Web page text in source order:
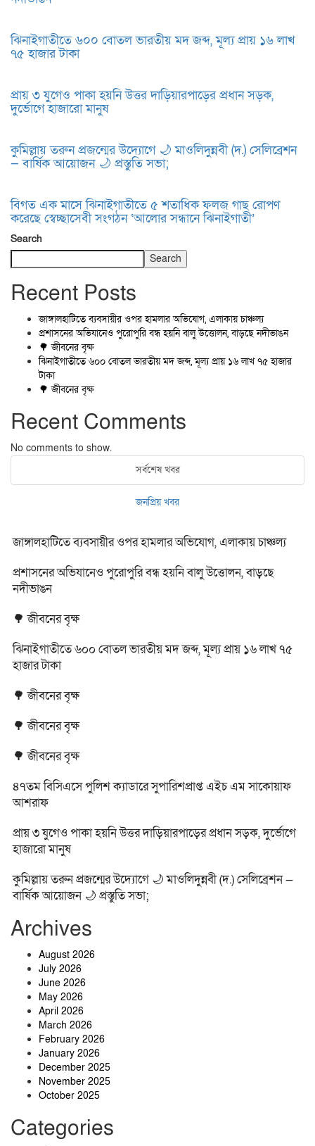
ঝিনাইগাতীতে ৬০০ বোতল ভারতীয় মদ জব্দ, মূল্য প্রায় ১৬ লাখ
৭৫ হাজার টাকা
প্রায় ৩ যুগেও পাকা হয়নি উত্তর দাড়িয়ারপাড়ের প্রধান সড়ক,
দুর্ভোগে হাজারো মানুষ
কুমিল্লায় তরুন প্রজন্মের উদ্যোগে 🌙 মাওলিদুন্নবী (দ.) সেলিব্রেশন
— বার্ষিক আয়োজন 🌙 প্রস্তুতি সভা;
বিগত এক মাসে ঝিনাইগাতীতে ৫ শতাধিক ফলজ গাছ রোপণ
করেছে স্বেচ্ছাসেবী সংগঠন ‘আলোর সন্ধানে ঝিনাইগাতী’
Search
Search
Recent Posts
জাঙ্গালহাটিতে ব্যবসায়ীর ওপর হামলার অভিযোগ, এলাকায় চাঞ্চল্য
প্রশাসনের অভিযানেও পুরোপুরি বন্ধ হয়নি বালু উত্তোলন, বাড়ছে নদীভাঙন
🌳 জীবনের বৃক্ষ
ঝিনাইগাতীতে ৬০০ বোতল ভারতীয় মদ জব্দ, মূল্য প্রায় ১৬ লাখ ৭৫ হাজার
টাকা
🌳 জীবনের বৃক্ষ
Recent Comments
No comments to show.
সর্বশেষ খবর
জনপ্রিয় খবর
জাঙ্গালহাটিতে ব্যবসায়ীর ওপর হামলার অভিযোগ, এলাকায় চাঞ্চল্য
প্রশাসনের অভিযানেও পুরোপুরি বন্ধ হয়নি বালু উত্তোলন, বাড়ছে
নদীভাঙন
🌳 জীবনের বৃক্ষ
ঝিনাইগাতীতে ৬০০ বোতল ভারতীয় মদ জব্দ, মূল্য প্রায় ১৬ লাখ ৭৫
হাজার টাকা
🌳 জীবনের বৃক্ষ
🌳 জীবনের বৃক্ষ
🌳 জীবনের বৃক্ষ
৪৭তম বিসিএসে পুলিশ ক্যাডারে সুপারিশপ্রাপ্ত এইচ এম সাকোয়াফ
আশরাফ
প্রায় ৩ যুগেও পাকা হয়নি উত্তর দাড়িয়ারপাড়ের প্রধান সড়ক, দুর্ভোগে
হাজারো মানুষ
কুমিল্লায় তরুন প্রজন্মের উদ্যোগে 🌙 মাওলিদুন্নবী (দ.) সেলিব্রেশন —
বার্ষিক আয়োজন 🌙 প্রস্তুতি সভা;
Archives
August 2026
July 2026
June 2026
May 2026
April 2026
March 2026
February 2026
January 2026
December 2025
November 2025
October 2025
Categories